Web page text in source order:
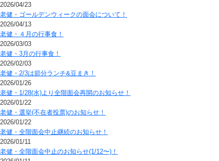
2026/04/23
老健・ゴールデンウィークの面会について！
2026/04/13
老健・４月の行事食！
2026/03/03
老健・3月の行事食！
2026/02/03
老健・2/3は節分ランチ&豆まき！
2026/01/26
老健・1/28(水)より全階面会再開のお知らせ！
2026/01/22
老健・選挙(不在者投票)のお知らせ！
2026/01/22
老健・全階面会中止継続のお知らせ！
2026/01/11
老健・全階面会中止のお知らせ(1/12〜)！